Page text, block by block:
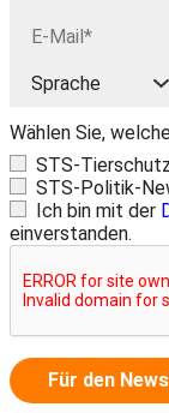
Wählen Sie,
STS-
STS-Politik-
Ich bin mit der
einverstanden.
Für den